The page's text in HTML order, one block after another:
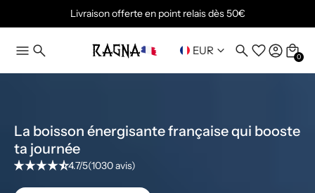
Livraison offerte en point relais dès 50€
EUR 0
La boisson énergisante française qui booste
ta journée
4.7/5(1030 avis)